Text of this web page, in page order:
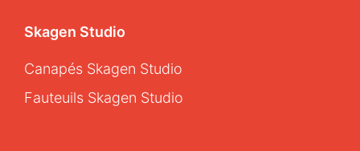
Skagen Studio
Canapés Skagen Studio
Fauteuils Skagen Studio